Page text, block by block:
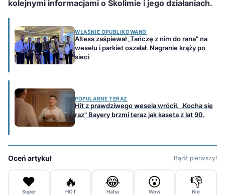
kolejnymi informacjami o Skolimie i jego działaniach.
WŁAŚNIE OPUBLIKOWANO
Altess zaśpiewał „Tańczę z nim do rana" na
weselu i parkiet oszalał. Nagranie krąży po
sieci
POPULARNE TERAZ
Hit z prawdziwego wesela wrócił. „Kocha się
raz" Bayery brzmi teraz jak kaseta z lat 90.
Oceń artykuł Bądź pierwszy!
❤️
Super
🔥
HOT
😂
Haha
😮
Wow
👎
Nie